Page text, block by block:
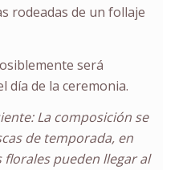
rodeadas de un follaje
será
día de la ceremonia.
La composición se
de temporada, en
florales pueden llegar al